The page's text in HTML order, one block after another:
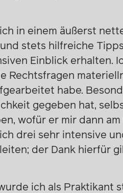
in einem äußerst
stets hilfreiche
Einblick erhalten.
Rechtsfragen
habe.
gegeben hat,
wofür er mir dann
drei sehr intensive
der Dank hierfür
ich als Praktikant